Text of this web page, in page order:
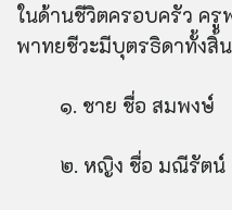
ในด้านชีวิตครอบครัว ครู
พาทยชีวะมีบุตรธิดาทั้งสิ้
๑. ชาย ชื่อ สมพงษ์
๒. หญิง ชื่อ มณีรัตน์